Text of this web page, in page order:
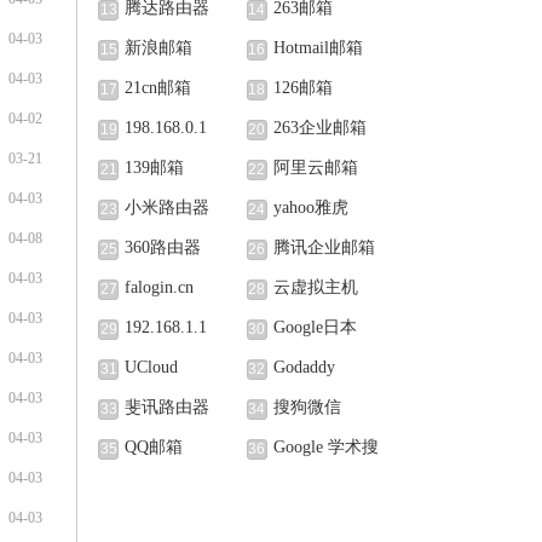
04-03
04-03
04-02
03-21
04-03
04-08
04-03
04-03
04-03
04-03
04-03
04-03
04-03
13 腾达路由器 14 263邮箱
15 新浪邮箱 16 Hotmail邮箱
17 21cn邮箱 18 126邮箱
19 198.168.0.1 20 263企业邮箱
21 139邮箱 22 阿里云邮箱
23 小米路由器 24 yahoo雅虎
25 360路由器 26 腾讯企业邮箱
27 falogin.cn 28 云虚拟主机
29 192.168.1.1 30 Google日本
31 UCloud 32 Godaddy
33 斐讯路由器 34 搜狗微信
35 QQ邮箱 36 Google 学术搜